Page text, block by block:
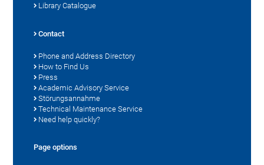
Library Catalogue
Contact
Phone and Address Directory
How to Find Us
Press
Academic Advisory Service
Störungsannahme
Technical Maintenance Service
Need help quickly?
Page options